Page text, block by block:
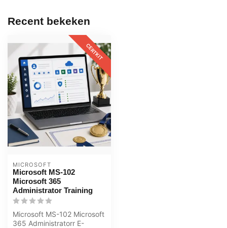
Recent bekeken
CERTKIT
MICROSOFT
Microsoft MS-102
Microsoft 365
Administrator Training
Microsoft MS-102 Microsoft
365 Administratorr E-